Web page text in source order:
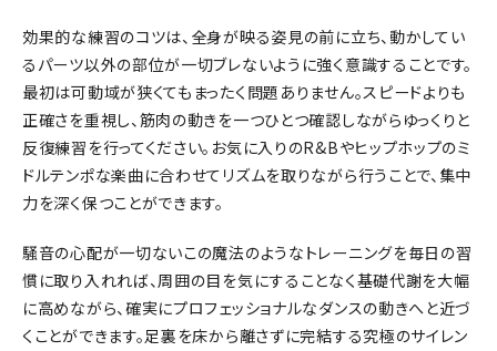
効果的な練習のコツは、全身が映る姿見の前に立ち、動かしてい
るパーツ以外の部位が一切ブレないように強く意識することです。
最初は可動域が狭くてもまったく問題ありません。スピードよりも
正確さを重視し、筋肉の動きを一つひとつ確認しながらゆっくりと
反復練習を行ってください。お気に入りのR&Bやヒップホップのミ
ドルテンポな楽曲に合わせてリズムを取りながら行うことで、集中
力を深く保つことができます。
騒音の心配が一切ないこの魔法のようなトレーニングを毎日の習
慣に取り入れれば、周囲の目を気にすることなく基礎代謝を大幅
に高めながら、確実にプロフェッショナルなダンスの動きへと近づ
くことができます。足裏を床から離さずに完結する究極のサイレン